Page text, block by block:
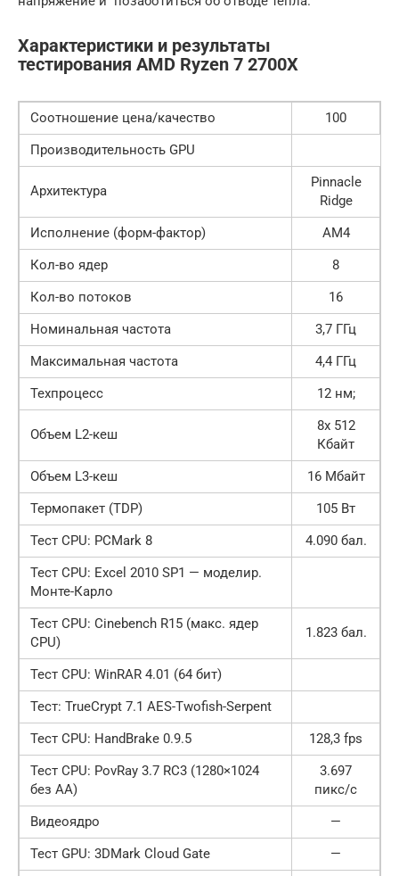
Характеристики и результаты
тестирования AMD Ryzen 7 2700X
Соотношение цена/качество
100
Производительность GPU
Архитектура
Pinnacle
Ridge
Исполнение (форм-фактор)
AM4
Кол-во ядер
8
Кол-во потоков
16
Номинальная частота
3,7 ГГц
Максимальная частота
4,4 ГГц
Техпроцесс
12 нм;
Объем L2-кеш
8x 512
Кбайт
Объем L3-кеш
16 Мбайт
Термопакет (TDP)
105 Вт
Тест CPU: PCMark 8
4.090 бал.
Тест CPU: Excel 2010 SP1 — моделир.
Монте-Карло
Тест CPU: Cinebench R15 (макс. ядер
CPU)
1.823 бал.
Тест CPU: WinRAR 4.01 (64 бит)
Тест: TrueCrypt 7.1 AES-Twofish-Serpent
Тест CPU: HandBrake 0.9.5
128,3 fps
Тест CPU: PovRay 3.7 RC3 (1280×1024
без AA)
3.697
пикс/с
Видеоядро
—
Тест GPU: 3DMark Cloud Gate
—